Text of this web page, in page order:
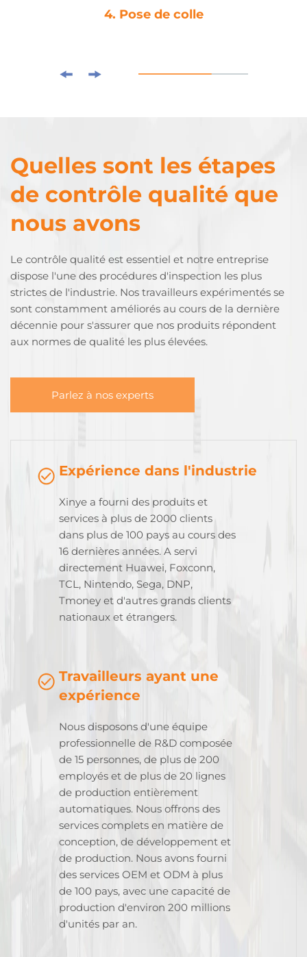
4. Pose de colle
Quelles sont les étapes
de contrôle qualité que
nous avons
Le contrôle qualité est essentiel et notre entreprise
dispose l'une des procédures d'inspection les plus
strictes de l'industrie. Nos travailleurs expérimentés se
sont constamment améliorés au cours de la dernière
décennie pour s'assurer que nos produits répondent
aux normes de qualité les plus élevées.
Parlez à nos experts
Expérience dans l'industrie
Xinye a fourni des produits et
services à plus de 2000 clients
dans plus de 100 pays au cours des
16 dernières années. A servi
directement Huawei, Foxconn,
TCL, Nintendo, Sega, DNP,
Tmoney et d'autres grands clients
nationaux et étrangers.
Travailleurs ayant une
expérience
Nous disposons d'une équipe
professionnelle de R&D composée
de 15 personnes, de plus de 200
employés et de plus de 20 lignes
de production entièrement
automatiques. Nous offrons des
services complets en matière de
conception, de développement et
de production. Nous avons fourni
des services OEM et ODM à plus
de 100 pays, avec une capacité de
production d'environ 200 millions
d'unités par an.